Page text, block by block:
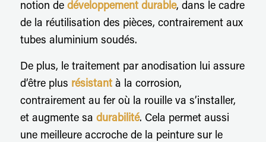
notion de développement durable, dans le cadre
de la réutilisation des pièces, contrairement aux
tubes aluminium soudés.
De plus, le traitement par anodisation lui assure
d’être plus résistantà la corrosion,
contrairement au fer où la rouille va s’installer,
et augmente sa durabilité. Cela permet aussi
une meilleure accroche de la peinture sur le